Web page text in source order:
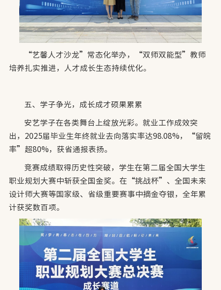
“艺馨人才沙龙”常态化举办，“双师双能型”教师
培养扎实推进，人才成长生态持续优化。
五、学子争光，成长成才硕果累累
安艺学子在各类舞台上绽放光彩。就业工作成效突
出，2025届毕业生年终就业去向落实率达98.08%，“留皖
率”超80%，获省通报表扬。
竞赛成绩取得历史性突破，学生在第二届全国大学生
职业规划大赛中斩获全国金奖。在“挑战杯”、全国未来
设计师大赛等国家级、省级重要赛事中摘金夺银，全年累
计获奖数百项。